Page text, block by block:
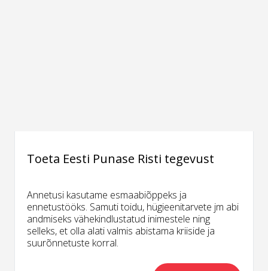
Toeta Eesti Punase Risti tegevust
Annetusi kasutame esmaabiõppeks ja
ennetustööks. Samuti toidu, hügieenitarvete jm abi
andmiseks vähekindlustatud inimestele ning
selleks, et olla alati valmis abistama kriiside ja
suurõnnetuste korral.